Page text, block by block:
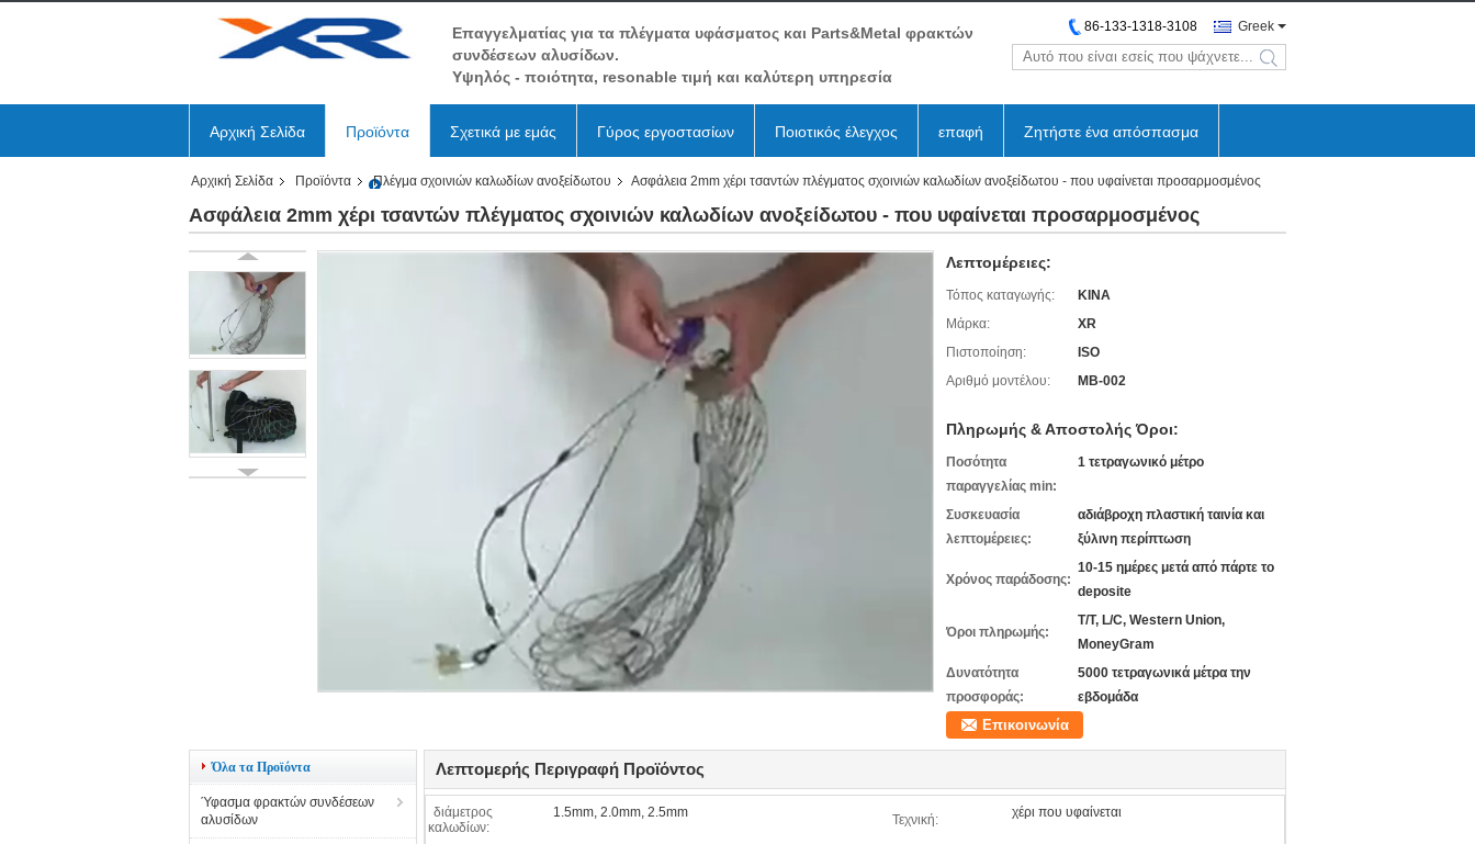
Επαγγελματίας για τα πλέγματα υφάσματος και Parts&Metal φρακτών
συνδέσεων αλυσίδων.
Υψηλός - ποιότητα, resonable τιμή και καλύτερη υπηρεσία
Greek
86-133-1318-3108
search
Αρχική Σελίδα Προϊόντα Σχετικά με εμάς Γύρος εργοστασίων Ποιοτικός έλεγχος επαφή Ζητήστε ένα απόσπασμα
Αρχική Σελίδα Προϊόντα Πλέγμα σχοινιών καλωδίων ανοξείδωτου Ασφάλεια 2mm χέρι τσαντών πλέγματος σχοινιών καλωδίων ανοξείδωτου - που υφαίνεται προσαρμοσμένος
Ασφάλεια 2mm χέρι τσαντών πλέγματος σχοινιών καλωδίων ανοξείδωτου - που υφαίνεται προσαρμοσμένος
Λεπτομέρειες:
Τόπος καταγωγής:
ΚΙΝΑ
Μάρκα:
XR
Πιστοποίηση:
ISO
Αριθμό μοντέλου:
ΜΒ-002
Πληρωμής & Αποστολής Όροι:
Ποσότητα
παραγγελίας min:
1 τετραγωνικό μέτρο
Συσκευασία
λεπτομέρειες:
αδιάβροχη πλαστική ταινία και
ξύλινη περίπτωση
Χρόνος παράδοσης:
10-15 ημέρες μετά από πάρτε το
deposite
Όροι πληρωμής:
T/T, L/C, Western Union,
MoneyGram
Δυνατότητα
προσφοράς:
5000 τετραγωνικά μέτρα την
εβδομάδα
Επικοινωνία
Όλα τα Προϊόντα
Ύφασμα φρακτών συνδέσεων
αλυσίδων
Λεπτομερής Περιγραφή Προϊόντος
διάμετρος
καλωδίων:
1.5mm, 2.0mm, 2.5mm Τεχνική: χέρι που υφαίνεται